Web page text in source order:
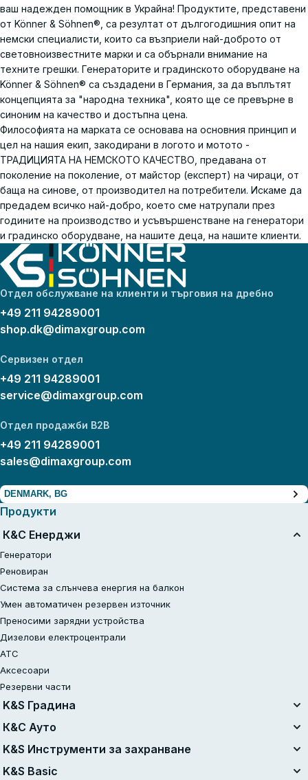
ваш надежден помощник в Украйна! Продуктите, представени
от Könner & Söhnen®, са резултат от дългогодишния опит на
немски специалисти, които са възприели най-доброто от
световноизвестните марки и са обърнали внимание на
техните грешки. Генераторите и градинското оборудване на
Könner & Söhnen® са създадени в Германия, за да въплътят
концепцията за "народна техника", която ще се превърне в
синоним на качество и достъпна цена.
Философията на марката се основава на основния принцип и
цел на нашия екип, закодирани в логото и мотото -
ТРАДИЦИЯТА НА НЕМСКОТО КАЧЕСТВО, предавана от
поколение на поколение, от майстор (експерт) на чираци, от
баща на синове, от производител на потребители. Искаме да
предадем всичко най-добро, което сме натрупали през
годините на производство и усъвършенстване на генератори
и градинско оборудване, на нашите деца, на нашите клиенти.
Отдел обслужване на клиенти и търговия на дребно
+49 211 94289001
shop.dk@dimaxgroup.com
Сервизен отдел
+49 211 94289001
service@dimaxgroup.com
Отдел продажби B2B
+49 211 94289001
sales@dimaxgroup.com
DENMARK, BG
Продукти
К&С Енерджи
Генератори
Реновиран
Система за слънчева енергия на балкон
Умен автоматичен резервен източник
Преносими зарядни устройства
Дизелови електроцентрали
АТС
Аксесоари
Резервни части
K&S Градина
Унифицирана батерийна система
Верижни триони
К&С Ауто
Въздушни компресори
K&S Инструменти за захранване
Електроинструменти
K&S Basic